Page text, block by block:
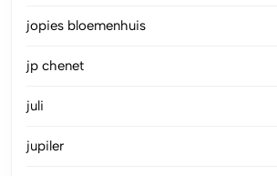
jopies bloemenhuis
jp chenet
juli
jupiler